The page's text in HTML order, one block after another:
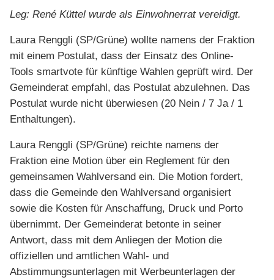
Leg: René Küttel wurde als Einwohnerrat vereidigt.
Laura Renggli (SP/Grüne) wollte namens der Fraktion
mit einem Postulat, dass der Einsatz des Online-
Tools smartvote für künftige Wahlen geprüft wird. Der
Gemeinderat empfahl, das Postulat abzulehnen. Das
Postulat wurde nicht überwiesen (20 Nein / 7 Ja / 1
Enthaltungen).
Laura Renggli (SP/Grüne) reichte namens der
Fraktion eine Motion über ein Reglement für den
gemeinsamen Wahlversand ein. Die Motion fordert,
dass die Gemeinde den Wahlversand organisiert
sowie die Kosten für Anschaffung, Druck und Porto
übernimmt. Der Gemeinderat betonte in seiner
Antwort, dass mit dem Anliegen der Motion die
offiziellen und amtlichen Wahl- und
Abstimmungsunterlagen mit Werbeunterlagen der